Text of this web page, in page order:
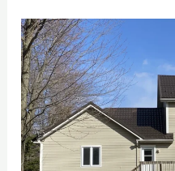
Solutions
de
ventilation
des
combles
en